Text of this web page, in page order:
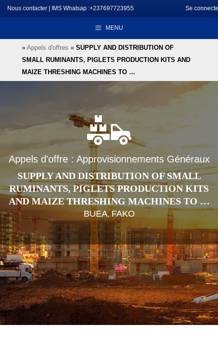
Aller
au
Nous contacter IMS Whatsap :+237697723955 Se
MENU
» Appels d'offres » SUPPLY AND DISTRIBUTION OF
SMALL RUMINANTS, PIGLETS PRODUCTION KITS AND
MAIZE THRESHING MACHINES TO …
Appels d'offre : Approvisionnements Généraux
SUPPLY AND DISTRIBUTION OF SMALL
RUMINANTS, PIGLETS PRODUCTION KITS
AND MAIZE THRESHING MACHINES TO …
BUEA,FAKO